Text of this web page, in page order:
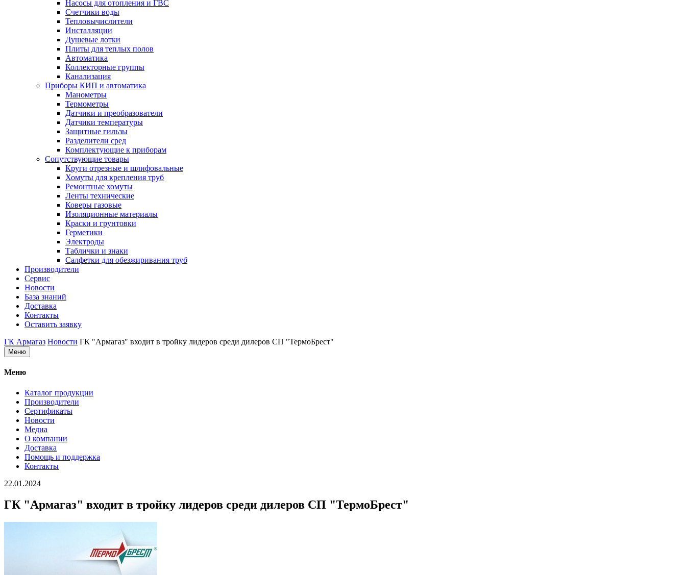
Насосы для отопления и ГВС
Счетчики воды
Тепловычислители
Инсталляции
Душевые лотки
Плиты для теплых полов
Автоматика
Коллекторные группы
Канализация
Приборы КИП и автоматика
Манометры
Термометры
Датчики и преобразователи
Датчики температуры
Защитные гильзы
Разделители сред
Комплектующие к приборам
Сопутствующие товары
Круги отрезные и шлифовальные
Хомуты для крепления труб
Ремонтные хомуты
Ленты технические
Коверы газовые
Изоляционные материалы
Краски и грунтовки
Герметики
Электроды
Таблички и знаки
Салфетки для обезжиривания труб
Производители
Сервис
Новости
База знаний
Доставка
Контакты
Оставить заявку
ГК Армагаз Новости ГК "Армагаз" входит в тройку лидеров среди дилеров СП "ТермоБрест"
Меню
Меню
Каталог продукции
Производители
Сертификаты
Новости
Медиа
О компании
Доставка
Помощь и поддержка
Контакты
22.01.2024
ГК "Армагаз" входит в тройку лидеров среди дилеров СП "ТермоБрест"